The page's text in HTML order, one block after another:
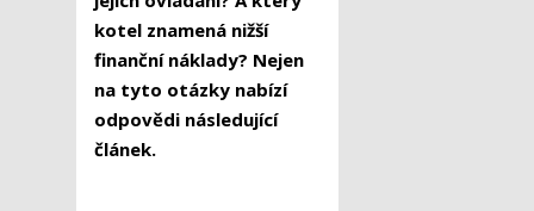
kotel znamená nižší
finanční náklady? Nejen
na tyto otázky nabízí
odpovědi následující
článek.